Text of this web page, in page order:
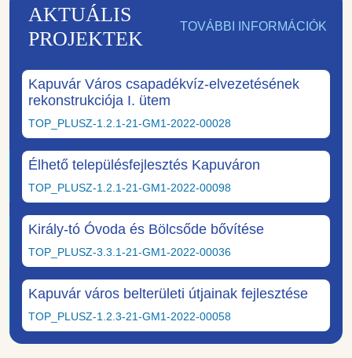
AKTUÁLIS
PROJEKTEK
TOVÁBBI INFORMÁCIÓK
Kapuvár Város csapadékvíz-elvezetésének
rekonstrukciója I. ütem
TOP_PLUSZ-1.2.1-21-GM1-2022-00028
Élhető településfejlesztés Kapuváron
TOP_PLUSZ-1.2.1-21-GM1-2022-00098
Király-tó Óvoda és Bölcsőde bővítése
TOP_PLUSZ-3.3.1-21-GM1-2022-00036
Kapuvár város belterületi útjainak fejlesztése
TOP_PLUSZ-1.2.3-21-GM1-2022-00058